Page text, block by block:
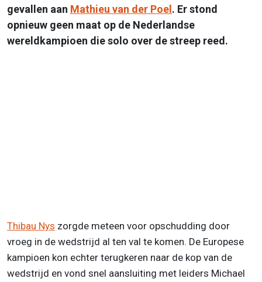
gevallen aan Mathieu van der Poel. Er stond
opnieuw geen maat op de Nederlandse
wereldkampioen die solo over de streep reed.
Thibau Nys zorgde meteen voor opschudding door
vroeg in de wedstrijd al ten val te komen. De Europese
kampioen kon echter terugkeren naar de kop van de
wedstrijd en vond snel aansluiting met leiders Michael